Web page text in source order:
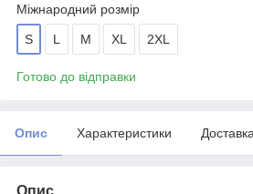
Міжнародний розмір
S L M XL 2XL
Готово до відправки
Опис Характеристики Доставка
Опис